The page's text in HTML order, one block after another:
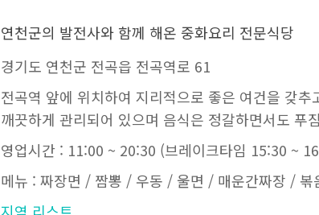
연천군의 발전사와 함께 해온 중화요리 전문식당
경기도 연천군 전곡읍 전곡역로 61
전곡역 앞에 위치하여 지리적으로 좋은 여건을 갖
깨끗하게 관리되어 있으며 음식은 정갈하면서도 푸
영업시간 : 11:00 ~ 20:30 (브레이크타임 15:30 ~
메뉴 : 짜장면 / 짬뽕 / 우동 / 울면 / 매운간짜장 /